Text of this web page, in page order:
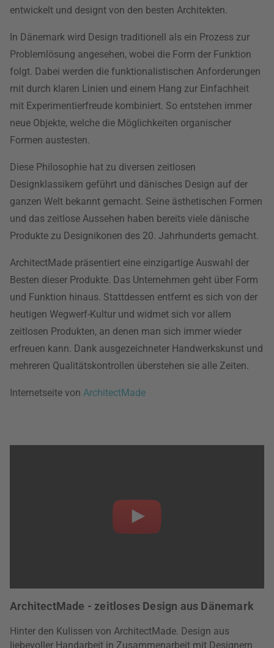
entwickelt und designt von den besten Architekten.
In Dänemark wird Design traditionell als ein Prozess zur
Problemlösung angesehen, wobei die Form der Funktion
folgt. Dabei werden die funktionalistischen Anforderungen
mit durch klaren Linien und einem Hang zur Einfachheit
mit Experimentierfreude kombiniert. So entstehen immer
neue Objekte, welche die Möglichkeiten organischer
Formen austesten.
Diese Philosophie hat zu diversen zeitlosen
Designklassikern geführt und dänisches Design auf der
ganzen Welt bekannt gemacht. Seine ästhetischen Formen
und das zeitlose Aussehen haben bereits viele dänische
Produkte zu Designikonen des 20. Jahrhunderts gemacht.
ArchitectMade präsentiert eine einzigartige Auswahl der
Besten dieser Produkte. Das Unternehmen geht über Form
und Funktion hinaus. Stattdessen entfernt es sich von der
heutigen Wegwerf-Kultur und widmet sich vor allem
zeitlosen Produkten, an denen man sich immer wieder
erfreuen kann. Dank ausgezeichneter Handwerkskunst und
mehreren Qualitätskontrollen überstehen sie alle Zeiten.
Internetseite von ArchitectMade
ArchitectMade - zeitloses Design aus Dänemark
Hinter den Kulissen von ArchitectMade. Design aus
liebevoller Handarbeit in Zusammenarbeit mit Designern